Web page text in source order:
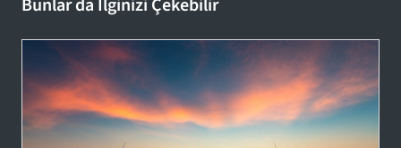
Bunlar da İlginizi Çekebilir